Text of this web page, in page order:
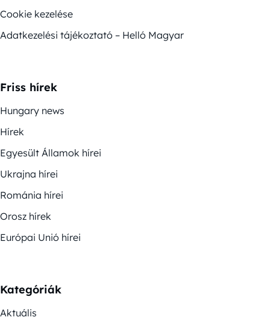
Cookie kezelése
Adatkezelési tájékoztató – Helló Magyar
Friss hírek
Hungary news
Hírek
Egyesült Államok hírei
Ukrajna hírei
Románia hírei
Orosz hírek
Európai Unió hírei
Kategóriák
Aktuális